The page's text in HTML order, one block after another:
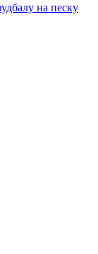
на песку